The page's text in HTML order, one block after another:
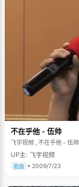
不在乎他 - 伍帅
飞宇视频 , 不在乎他 - 伍帅
UP主: 飞宇视频
歌曲 • 2009/7/23